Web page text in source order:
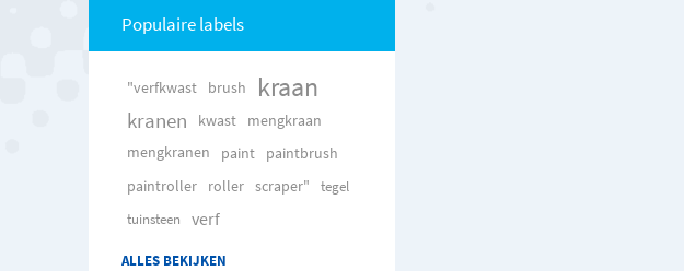
Populaire labels
"verfkwast brush kraan
kranen kwast mengkraan
mengkranen paint
paintbrush
paintroller
roller scraper"
tegel
tuinsteen
verf
ALLES BEKIJKEN